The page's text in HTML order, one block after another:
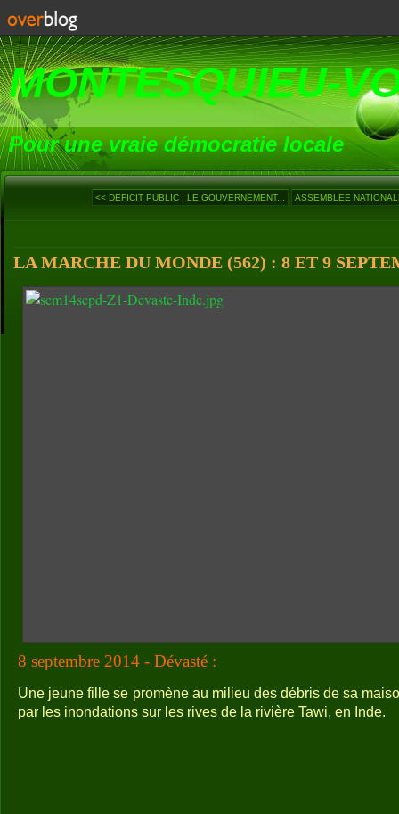
MONTESQUIEU-
Pour une vraie démocratie locale
<< DEFICIT PUBLIC : LE GOUVERNEMENT... ASSEMBLEE
LA MARCHE DU MONDE (562) : 8 ET 9
8 septembre 2014 - Dévasté :
Une jeune fille se promène au milieu des débris de sa
par les inondations sur les rives de la rivière Tawi, en Inde.